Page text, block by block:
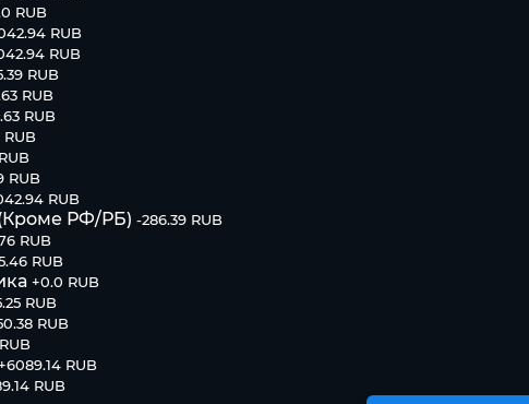
RUB
RUB
RUB
RUB
RUB
RUB
RUB
RUB
RUB
РФ/РБ) -286.39 RUB
RUB
RUB
+0.0 RUB
RUB
RUB
RUB
RUB